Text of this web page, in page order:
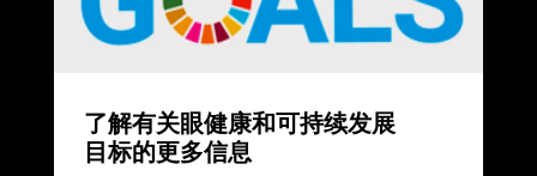
了解有关眼健康和可持续发展
目标的更多信息